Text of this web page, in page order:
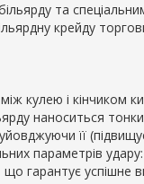
та
крейду
кулею і кінчиком
наноситься
її
параметрів
гарантує успішне